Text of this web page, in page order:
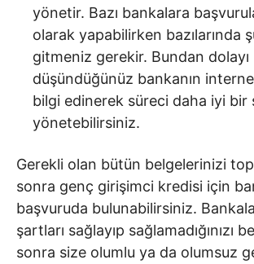
yönetir. Bazı bankalara
olarak yapabilirken bazılarında
gitmeniz gerekir. Bundan dolayı
düşündüğünüz bankanın
bilgi edinerek süreci daha iyi bir
yönetebilirsiniz.
Gerekli olan bütün belgelerinizi
sonra genç girişimci kredisi için
başvuruda bulunabilirsiniz.
şartları sağlayıp sağlamadığınızı
sonra size olumlu ya da olumsuz